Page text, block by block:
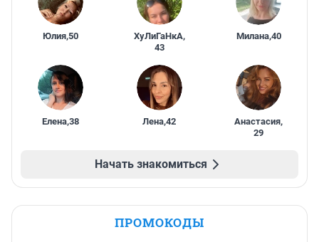
Юлия,50 ХуЛиГаНкА,
43
Милана,40
Елена,38 Лена,42 Анастасия,
29
Начать знакомиться
ПРОМОКОДЫ